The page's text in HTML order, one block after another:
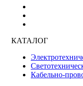
КАТАЛОГ
Кабельно-